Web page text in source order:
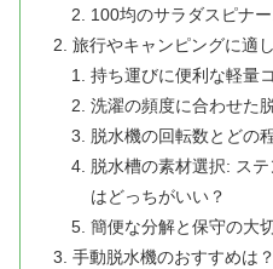
100均のサラダスピナ
旅行やキャンピングに適
持ち運びに便利な軽量
洗濯の頻度に合わせた
脱水機の回転数とどの
脱水槽の素材選択: ス
はどっちがいい？
簡便な分解と保守の大
手動脱水機のおすすめは